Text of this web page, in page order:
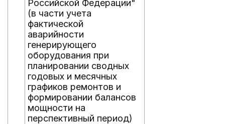
Российской Федерации"
(в части учета
фактической
аварийности
генерирующего
оборудования при
планировании сводных
годовых и месячных
графиков ремонтов и
формировании балансов
мощности на
перспективный период)